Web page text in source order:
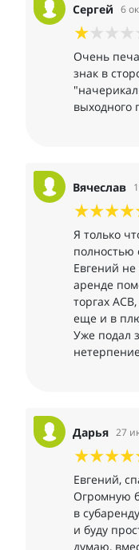
Сергей 6
Очень
знак в
выходного
Вячеслав
Я только
полностью
Евгений
аренде
торгах
еще и в
Уже подал
Дарья 27
Евгений,
Огромную
в
и буду
думаю,